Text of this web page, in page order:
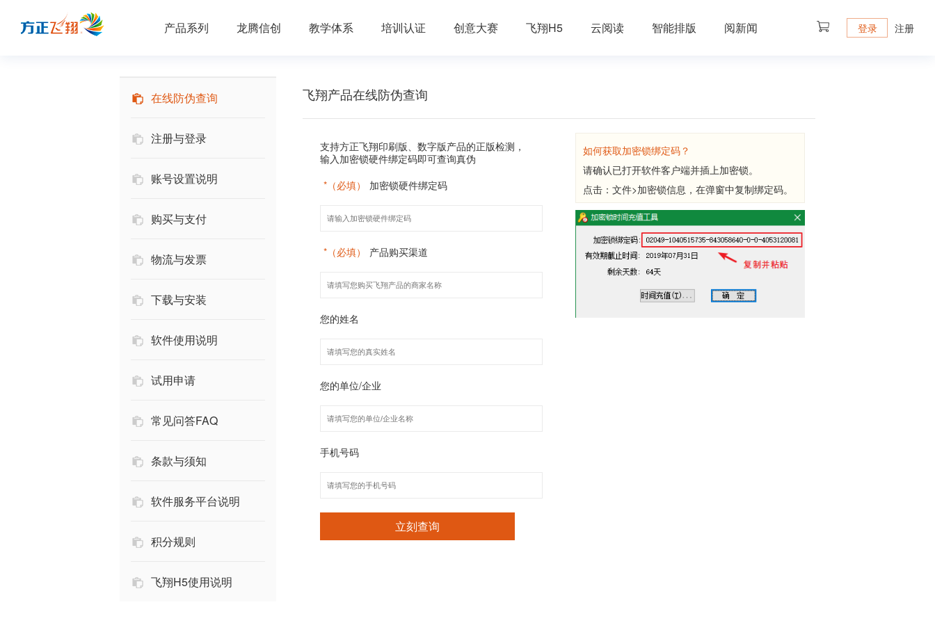
产品系列 龙腾信创 教学体系 培训认证 创意大赛 飞翔H5 云阅读 智能排版 阅新闻 登录 注册
在线防伪查询
注册与登录
账号设置说明
购买与支付
物流与发票
下载与安装
软件使用说明
试用申请
常见问答FAQ
条款与须知
软件服务平台说明
积分规则
飞翔H5使用说明
飞翔产品在线防伪查询
支持方正飞翔印刷版、数字版产品的正版检测，
输入加密锁硬件绑定码即可查询真伪
*（必填）
加密锁硬件绑定码
*（必填） 产品购买渠道
您的姓名
您的单位/企业
手机号码
立刻查询
如何获取加密锁绑定码？
请确认已打开软件客户端并插上加密锁。
点击：文件>加密锁信息，在弹窗中复制绑定码。